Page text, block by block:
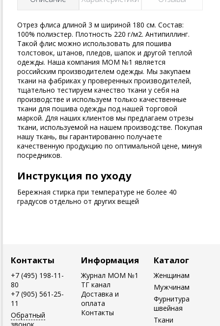
Отрез флиса длиной 3 м шириной 180 см. Состав:
100% полиэстер. Плотность 220 г/м2. Антипиллинг.
Такой флис можно использовать для пошива
толстовок, штанов, пледов, шапок и другой теплой
одежды. Наша компания MOM №1 является
российским производителем одежды. Мы закупаем
ткани на фабриках у проверенных производителей,
тщательно тестируем качество ткани у себя на
производстве и используем только качественные
ткани для пошива одежды под нашей торговой
маркой. Для наших клиентов мы предлагаем отрезы
ткани, используемой на нашем производстве. Покупая
нашу ткань, вы гарантированно получаете
качественную продукцию по оптимальной цене, минуя
посредников.
Инструкция по уходу
Бережная стирка при температуре не более 40
градусов отдельно от других вещей
Контакты
+7 (495) 198-11-
80
+7 (905) 561-25-
11
Обратный
Информация
Журнал MOM №1
ТГ канал
Доставка и
оплата
Контакты
Каталог
Женщинам
Мужчинам
Фурнитура
швейная
Ткани